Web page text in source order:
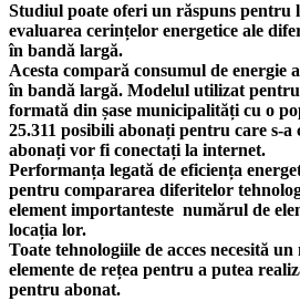
Studiul poate oferi un răspuns pentru
evaluarea cerințelor energetice ale
în bandă largă.
Acesta compară consumul de energie
în bandă largă. Modelul utilizat
formată din șase municipalități cu o
25.311 posibili abonați pentru care s-
abonați vor fi conectați la internet.
Performanța legată de eficiența
pentru compararea diferitelor
element importanteste numărul de
locația lor.
Toate tehnologiile de acces necesită
elemente de rețea pentru a putea
pentru abonat.